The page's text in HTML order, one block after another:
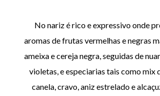
No nariz é rico e expressivo onde
aromas de frutas vermelhas e negras
ameixa e cereja negra, seguidas de
violetas, e especiarias tais como mix
canela, cravo, aniz estrelado e